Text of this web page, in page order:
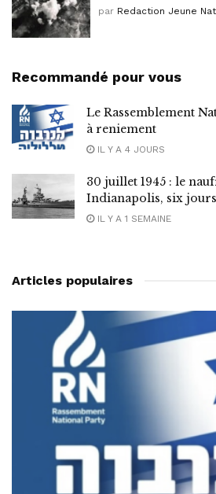
par Redaction Jeune
Recommandé pour vous
Le Rassemblement
à reniement
IL Y A 4 JOURS
30 juillet 1945 : le
Indianapolis, six
IL Y A 1 SEMAINE
Articles populaires